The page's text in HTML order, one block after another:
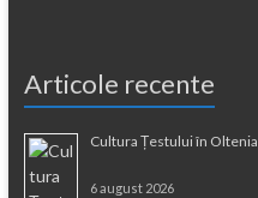
Articole recente
Cultura Țestului în Oltenia
6 august 2026